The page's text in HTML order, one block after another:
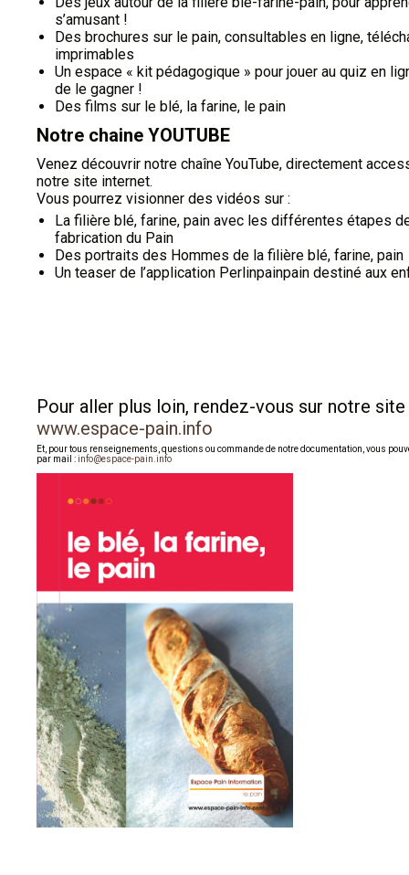
s’amusant !
Des brochures sur le pain, consultables en ligne,
imprimables
Un espace « kit pédagogique » pour jouer au quiz en
de le gagner !
Des films sur le blé, la farine, le pain
Notre chaine YOUTUBE
Venez découvrir notre chaîne YouTube, directement
notre site internet.
Vous pourrez visionner des vidéos sur :
La filière blé, farine, pain avec les différentes étapes
fabrication du Pain
Des portraits des Hommes de la filière blé, farine, pain
Un teaser de l’application Perlinpainpain destiné aux
Pour aller plus loin, rendez-vous sur notre site
www.espace-pain.info
Et, pour tous renseignements, questions ou commande de notre documentation, vous
par mail :info@espace-pain.info